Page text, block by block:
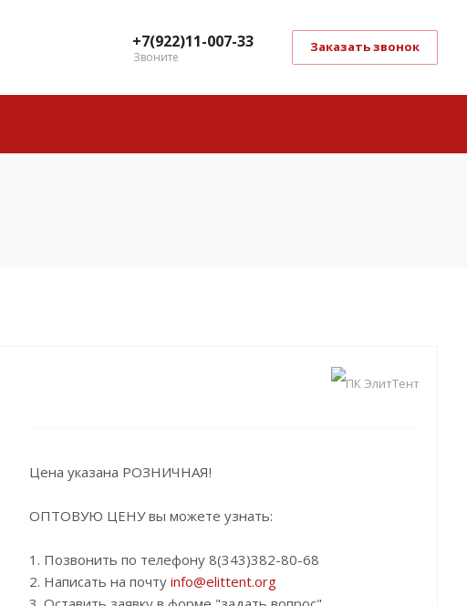
+7(922)11-007-33
Звоните
Заказать звонок
Цена указана РОЗНИЧНАЯ!
ОПТОВУЮ ЦЕНУ вы можете узнать:
1. Позвонить по телефону 8(343)382-80-68
2. Написать на почту info@elittent.org